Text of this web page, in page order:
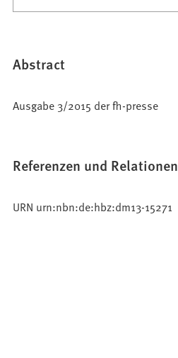
Abstract
Ausgabe 3/2015 der fh-presse
Referenzen und Relationen
URN urn:nbn:de:hbz:dm13-15271